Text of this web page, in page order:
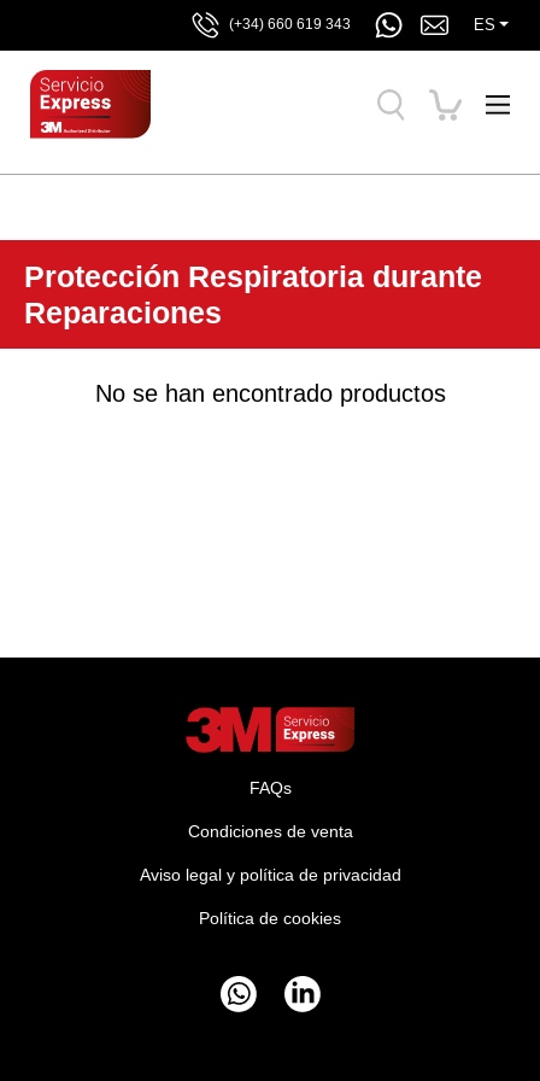
(+34) 660 619 343 ES
Protección Respiratoria durante
Reparaciones
No se han encontrado productos
FAQs
Condiciones de venta
Aviso legal y política de privacidad
Política de cookies